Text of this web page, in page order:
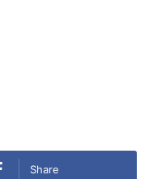
Share